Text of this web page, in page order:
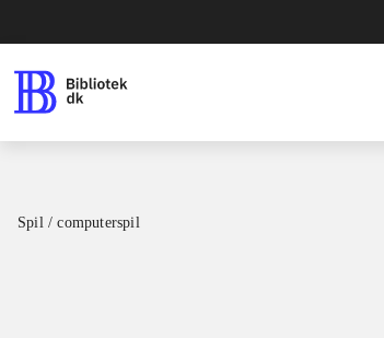
Spil / computerspil